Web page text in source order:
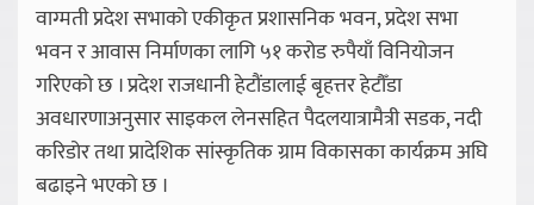
वाग्मती प्रदेश सभाको एकीकृत प्रशासनिक भवन, प्रदेश सभा
भवन र आवास निर्माणका लागि ५१ करोड रुपैयाँ विनियोजन
गरिएको छ । प्रदेश राजधानी हेटौंडालाई बृहत्तर हेटौँडा
अवधारणाअनुसार साइकल लेनसहित पैदलयात्रामैत्री सडक, नदी
करिडोर तथा प्रादेशिक सांस्कृतिक ग्राम विकासका कार्यक्रम अघि
बढाइने भएको छ ।